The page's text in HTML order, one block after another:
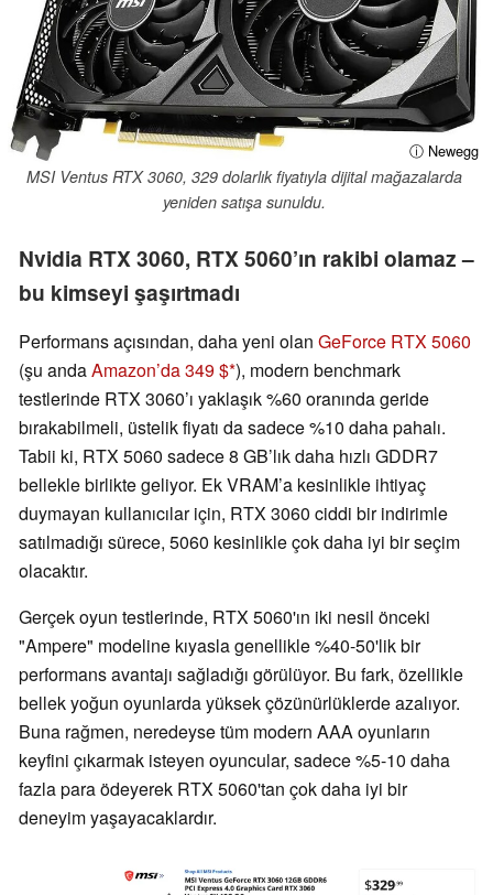
ⓘ Newegg
MSI Ventus RTX 3060, 329 dolarlık fiyatıyla dijital mağazalarda
yeniden satışa sunuldu.
Nvidia RTX 3060, RTX 5060’ın rakibi olamaz –
bu kimseyi şaşırtmadı
Performans açısından, daha yeni olan GeForce RTX 5060
(şu andaAmazon’da 349 $ ), modern benchmark
testlerinde RTX 3060’ı yaklaşık %60 oranında geride
bırakabilmeli, üstelik fiyatı da sadece %10 daha pahalı.
Tabii ki, RTX 5060 sadece 8 GB’lık daha hızlı GDDR7
bellekle birlikte geliyor. Ek VRAM’a kesinlikle ihtiyaç
duymayan kullanıcılar için, RTX 3060 ciddi bir indirimle
satılmadığı sürece, 5060 kesinlikle çok daha iyi bir seçim
olacaktır.
Gerçek oyun testlerinde, RTX 5060'ın iki nesil önceki
"Ampere" modeline kıyasla genellikle %40-50'lik bir
performans avantajı sağladığı görülüyor. Bu fark, özellikle
bellek yoğun oyunlarda yüksek çözünürlüklerde azalıyor.
Buna rağmen, neredeyse tüm modern AAA oyunların
keyfini çıkarmak isteyen oyuncular, sadece %5-10 daha
fazla para ödeyerek RTX 5060'tan çok daha iyi bir
deneyim yaşayacaklardır.